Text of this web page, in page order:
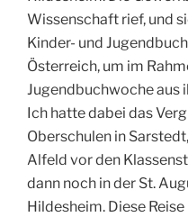
Wissenschaft rief, und
Kinder- und
Österreich, um im
Jugendbuchwoche aus
Ich hatte dabei das
Oberschulen in
Alfeld vor den
dann noch in der St.
Hildesheim. Diese